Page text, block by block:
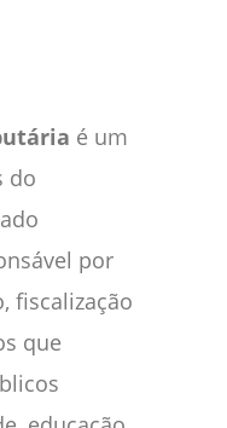
é um
do
por
fiscalização
que